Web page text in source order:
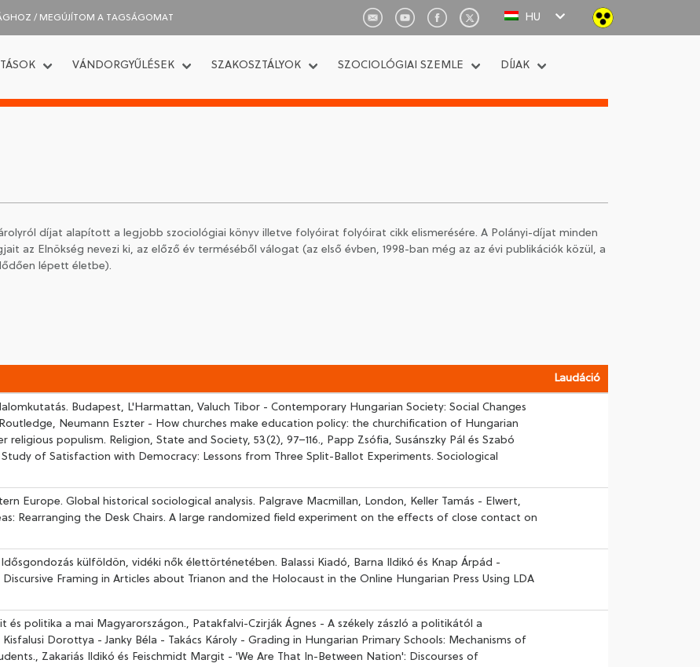
/ MEGÚJÍTOM A TAGSÁGOMAT HU
VÁNDORGYŰLÉSEK SZAKOSZTÁLYOK SZOCIOLÓGIAI SZEMLE DÍJAK
díjat alapított a legjobb szociológiai könyv illetve folyóirat folyóirat cikk elismerésére. A Polányi-díjat minden
az Elnökség nevezi ki, az előző év terméséből válogat (az első évben, 1998-ban még az az évi publikációk közül, a
lépett életbe).
Laudáció
Budapest, L'Harmattan, Valuch Tibor - Contemporary Hungarian Society: Social Changes
Neumann Eszter - How churches make education policy: the churchification of Hungarian
populism. Religion, State and Society, 53(2), 97–116., Papp Zsófia, Susánszky Pál és Szabó
of Satisfaction with Democracy: Lessons from Three Split-Ballot Experiments. Sociological
Europe. Global historical sociological analysis. Palgrave Macmillan, London, Keller Tamás - Elwert,
Rearranging the Desk Chairs. A large randomized field experiment on the effects of close contact on
külföldön, vidéki nők élettörténetében. Balassi Kiadó, Barna Ildikó és Knap Árpád -
Framing in Articles about Trianon and the Holocaust in the Online Hungarian Press Using LDA
és politika a mai Magyarországon., Patakfalvi-Czirják Ágnes - A székely zászló a politikától a
Dorottya - Janky Béla - Takács Károly - Grading in Hungarian Primary Schools: Mechanisms of
Zakariás Ildikó és Feischmidt Margit - 'We Are That In-Between Nation': Discourses of